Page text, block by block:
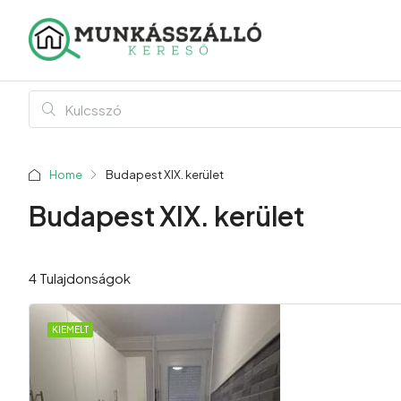
Home Budapest XIX. kerület
Budapest XIX. kerület
4 Tulajdonságok
KIEMELT